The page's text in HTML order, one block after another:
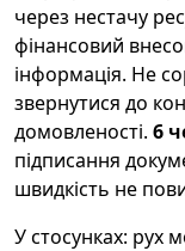
через нестачу
фінансовий
інформація. Не
звернутися до
домовленості. 6
підписання
швидкість не
У стосунках: рух